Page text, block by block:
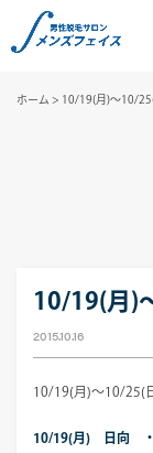
ホーム > 10/19(月)～10/
10/19(月)
2015.10.16
10/19(月)～10/25(
10/19(月) 日向